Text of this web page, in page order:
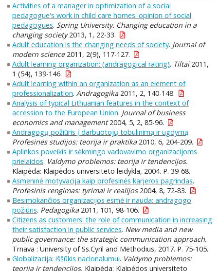
Activities of a manager in optimization of a social
pedagogue's work in child care homes: opinion of social
pedagogues. Spring University. Changing education in a
changing society2013, 1, 22-33.
Adult education is the changing needs of society. Journal of
modern science2011, 2(9), 117-127.
Adult learning organization: (andragogical rating). Tiltai2011,
1 (54), 139-146.
Adult learning within an organization as an element of
professionalization. Andragogika2011, 2, 140-148.
Analysis of typical Lithuanian features in the context of
accession to the European Union. Journal of business
economics and management2004, 5, 2, 85-96.
Andragogų požiūris į darbuotojų tobulinimą ir ugdymą.
Profesinės studijos: teorija ir praktika2010, 6, 204-209.
Aplinkos poveikis ir sėkmingo vadovavimo organizacijoms
prielaidos. Valdymo problemos: teorija ir tendencijos.
Klaipėda: Klaipėdos universiteto leidykla, 2004. P. 39-68.
Asmeninė motyvacija kaip profesinės karjeros pagrindas.
Profesinis rengimas: tyrimai ir realijos2004, 8, 72-83.
Besimokančios organizacijos esmė ir nauda: andragogo
požiūris. Pedagogika2011, 101, 98-106.
Citizens as customers: the role of communication in increasing
their satisfaction in public services. New media and new
public governance: the strategic communication approach.
Trnava : University of Ss.Cyril and Methodius, 2017. P. 75-105.
Globalizacija: iššūkis nacionalumui. Valdymo problemos:
teorija ir tendencijos. Klaipėda: Klaipėdos universiteto